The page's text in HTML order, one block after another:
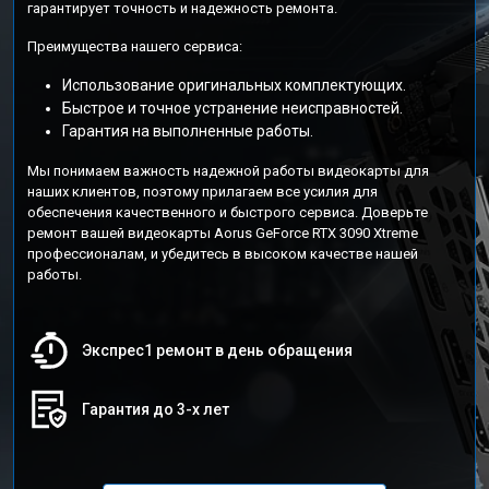
гарантирует точность и надежность ремонта.
Преимущества нашего сервиса:
Использование оригинальных комплектующих.
Быстрое и точное устранение неисправностей.
Гарантия на выполненные работы.
Мы понимаем важность надежной работы видеокарты для
наших клиентов, поэтому прилагаем все усилия для
обеспечения качественного и быстрого сервиса. Доверьте
ремонт вашей видеокарты Aorus GeForce RTX 3090 Xtreme
профессионалам, и убедитесь в высоком качестве нашей
работы.
Экспрес1 ремонт в день обращения
Гарантия до 3-х лет